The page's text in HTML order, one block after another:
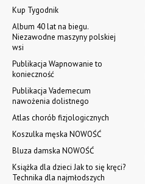
Kup Tygodnik
Album 40 lat na biegu.
Niezawodne maszyny polskiej
wsi
Publikacja Wapnowanie to
konieczność
Publikacja Vademecum
nawożenia dolistnego
Atlas chorób fizjologicznych
Koszulka męska NOWOŚĆ
Bluza damska NOWOŚĆ
Książka dla dzieci Jak to się kręci?
Technika dla najmłodszych